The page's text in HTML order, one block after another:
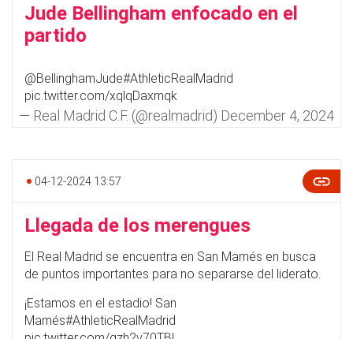
Jude Bellingham enfocado en el
partido
@BellinghamJude#AthleticRealMadrid
pic.twitter.com/xqlqDaxmqk
— Real Madrid C.F. (@realmadrid) December 4, 2024
04-12-2024 13:57
Llegada de los merengues
El Real Madrid se encuentra en San Mamés en busca
de puntos importantes para no separarse del liderato.
¡Estamos en el estadio! San
Mamés#AthleticRealMadrid